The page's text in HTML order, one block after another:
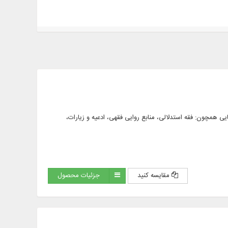
در محورهایی همچون: فقه استدلالی، منابع روایی فقهی، ادعیه و زیارات،
مقایسه کنید جزئیات محصول